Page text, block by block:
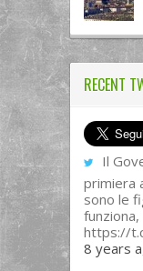
RECENT
Il
primiera
sono le
https://
8 years